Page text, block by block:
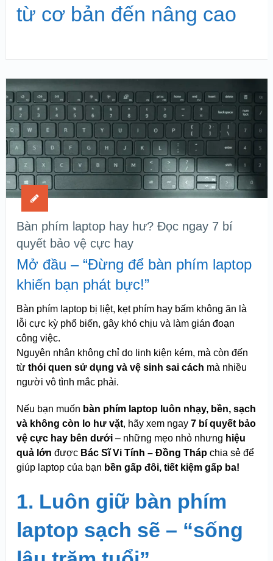
từ cơ bản đến nâng cao
Bàn phím laptop hay hư? Đọc ngay 7 bí
quyết bảo vệ cực hay
Mở đầu – “Đừng để bàn phím laptop
khiến bạn phát bực!”
Bàn phím laptop bị liệt, kẹt phím hay bấm không ăn là
lỗi cực kỳ phổ biến, gây khó chịu và làm gián đoạn
công việc.
Nguyên nhân không chỉ do linh kiện kém, mà còn đến
từ thói quen sử dụng và vệ sinh sai cách mà nhiều
người vô tình mắc phải.
Nếu bạn muốn bàn phím laptop luôn nhạy, bền, sạch
và không còn lo hư vặt, hãy xem ngay 7 bí quyết bảo
vệ cực hay bên dưới– những mẹo nhỏ nhưng hiệu
quả lớn được Bác Sĩ Vi Tính – Đồng Thápchia sẻ để
giúp laptop của bạn bền gấp đôi, tiết kiệm gấp ba!
1. Luôn giữ bàn phím
laptop sạch sẽ – “sống